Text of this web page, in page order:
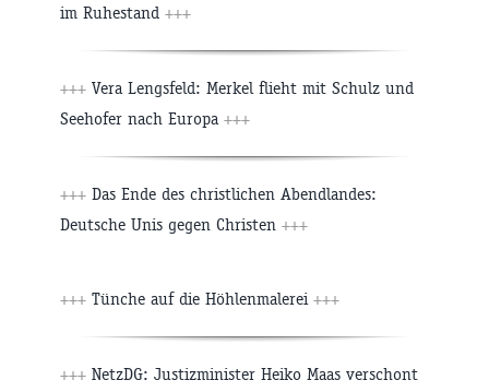
im Ruhestand +++
+++ Vera Lengsfeld: Merkel flieht mit Schulz und
Seehofer nach Europa +++
+++ Das Ende des christlichen Abendlandes:
Deutsche Unis gegen Christen +++
+++ Tünche auf die Höhlenmalerei +++
+++ NetzDG: Justizminister Heiko Maas verschont